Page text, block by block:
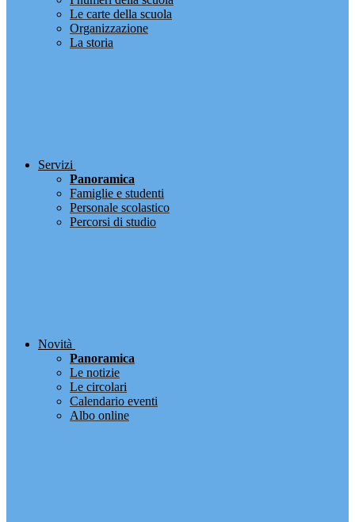
Le carte della scuola
Organizzazione
La storia
Servizi
Panoramica
Famiglie e studenti
Personale scolastico
Percorsi di studio
Novità
Panoramica
Le notizie
Le circolari
Calendario eventi
Albo online